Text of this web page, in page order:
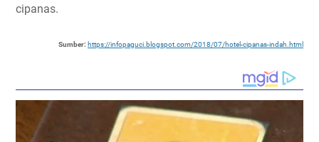
cipanas.
Sumber: https://infopaguci.blogspot.com/2018/07/hotel-cipanas-indah.html